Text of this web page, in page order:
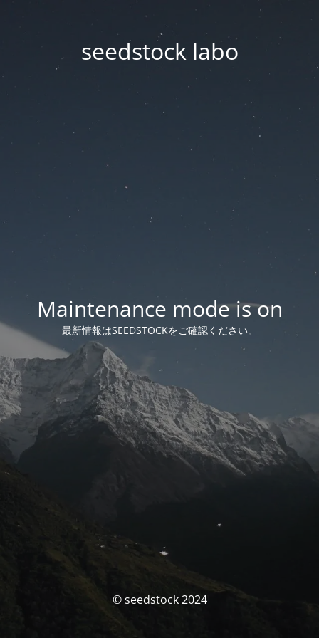
seedstock labo
Maintenance mode is on
最新情報はSEEDSTOCKをご確認ください。
© seedstock 2024